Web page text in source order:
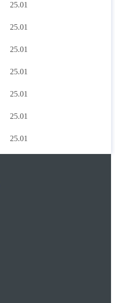
25.01
25.01
25.01
25.01
25.01
25.01
25.01